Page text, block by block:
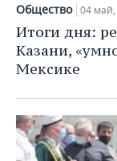
Общество 04 май,
Итоги дня:
Казани,
Мексике